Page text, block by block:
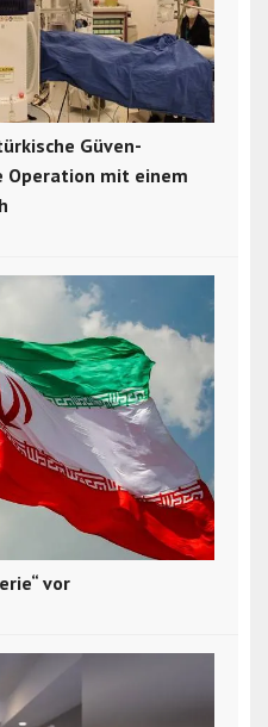
Güven-
Operation mit einem
vor